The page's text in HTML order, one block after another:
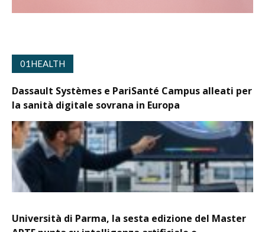
01HEALTH
Dassault Systèmes e PariSanté Campus alleati per
la sanità digitale sovrana in Europa
Università di Parma, la sesta edizione del Master